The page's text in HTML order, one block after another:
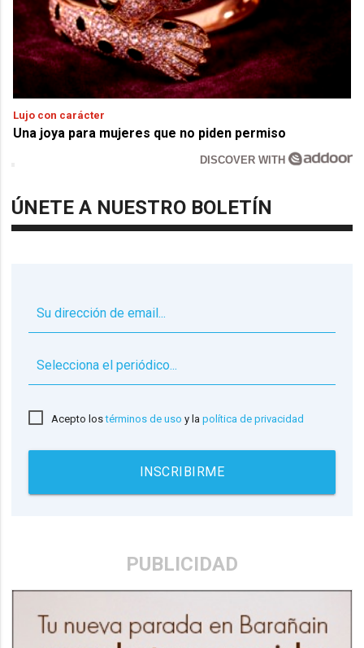
Lujo con carácter
Una joya para mujeres que no piden permiso
DISCOVER WITH
ÚNETE A NUESTRO BOLETÍN
Acepto lostérminos de uso y lapolítica de privacidad
INSCRIBIRME
PUBLICIDAD